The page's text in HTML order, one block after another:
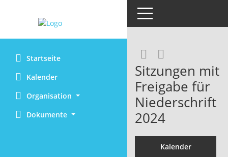
Startseite
Kalender
Organisation
Dokumente
Toggle navigation
Sitzungen mit
Freigabe für
Niederschrift
2024
Kalender